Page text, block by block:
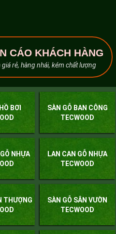
CÁO KHÁCH HÀNG
giá rẻ, hàng nhái, kém chất lượng
BƠI
SÀN GỖ BAN CÔNG
TECWOOD
NHỰA
LAN CAN GỖ NHỰA
TECWOOD
THƯỢNG
SÀN GỖ SÂN VƯỜN
TECWOOD